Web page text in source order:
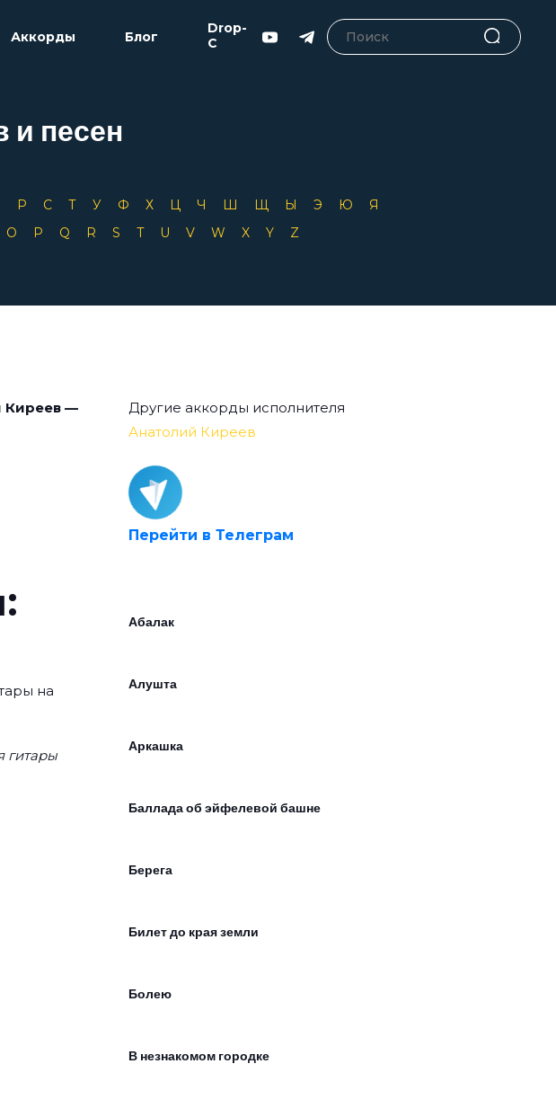
Аккорды Блог
Drop-
C
и песен
Р С Т У Ф Х Ц Ч Ш Щ Ы Э Ю
Я
O P Q R S T U V W X Y Z
Киреев —
на
гитары
Другие аккорды исполнителя
Анатолий Киреев
Перейти в Телеграм
Абалак
Алушта
Аркашка
Баллада об эйфелевой башне
Берега
Билет до края земли
Болею
В незнакомом городке